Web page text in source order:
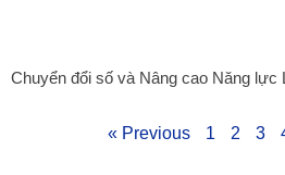
Chuyển đổi số và Nâng cao Năng lực
« Previous 1 2 3